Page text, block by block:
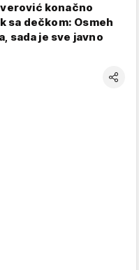
konačno
sa dečkom: Osmeh
sada je sve javno